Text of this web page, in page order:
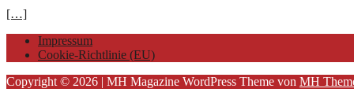
[…]
Impressum
Cookie-Richtlinie (EU)
Copyright © 2026 | MH Magazine WordPress Theme von MH